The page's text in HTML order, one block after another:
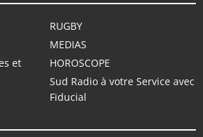
RUGBY
MEDIAS
et
HOROSCOPE
Sud Radio à votre Service avec
Fiducial